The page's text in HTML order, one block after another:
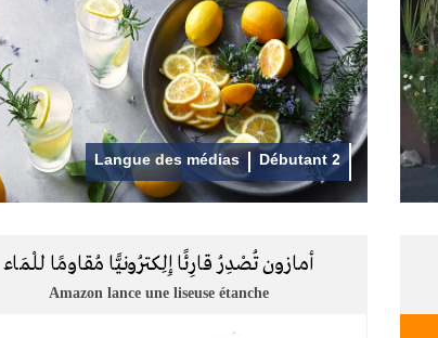
Langue des médias Débutant 2
أمازون تُصْدِرُ قارِئًا إِلِكترُونيًّا مُقاومًا للْمَاء
Amazon lance une liseuse étanche